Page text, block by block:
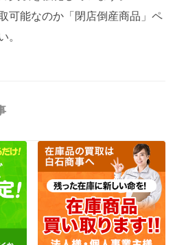
可能なのか「閉店倒産商品」ペ
。